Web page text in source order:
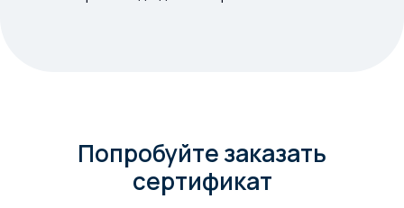
Попробуйте заказать
сертификат